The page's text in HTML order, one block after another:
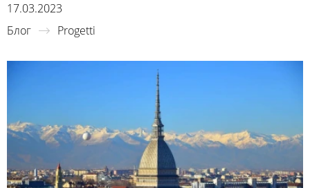
17.03.2023
Блог
Progetti